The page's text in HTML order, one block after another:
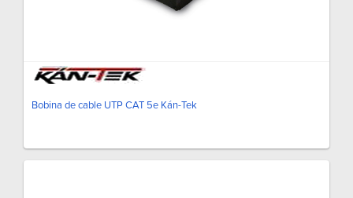
Bobina de cable UTP CAT 5e Kán-Tek